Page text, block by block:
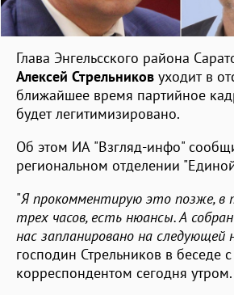
Глава Энгельсского района
Алексей Стрельников уходит в
ближайшее время партийное
будет легитимизировано.
Об этом ИА "Взгляд-инфо"
региональном отделении
"Я прокомментирую это позже, в
трех часов, есть нюансы. А
нас запланировано на следующей
господин Стрельников в беседе
корреспондентом сегодня утром.